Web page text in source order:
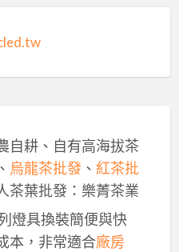
自耕、自有高海拔茶
烏龍茶批發、 紅茶批
茶葉批發：樂菁茶業
燈具換裝簡便與快
本，非常適合廠房